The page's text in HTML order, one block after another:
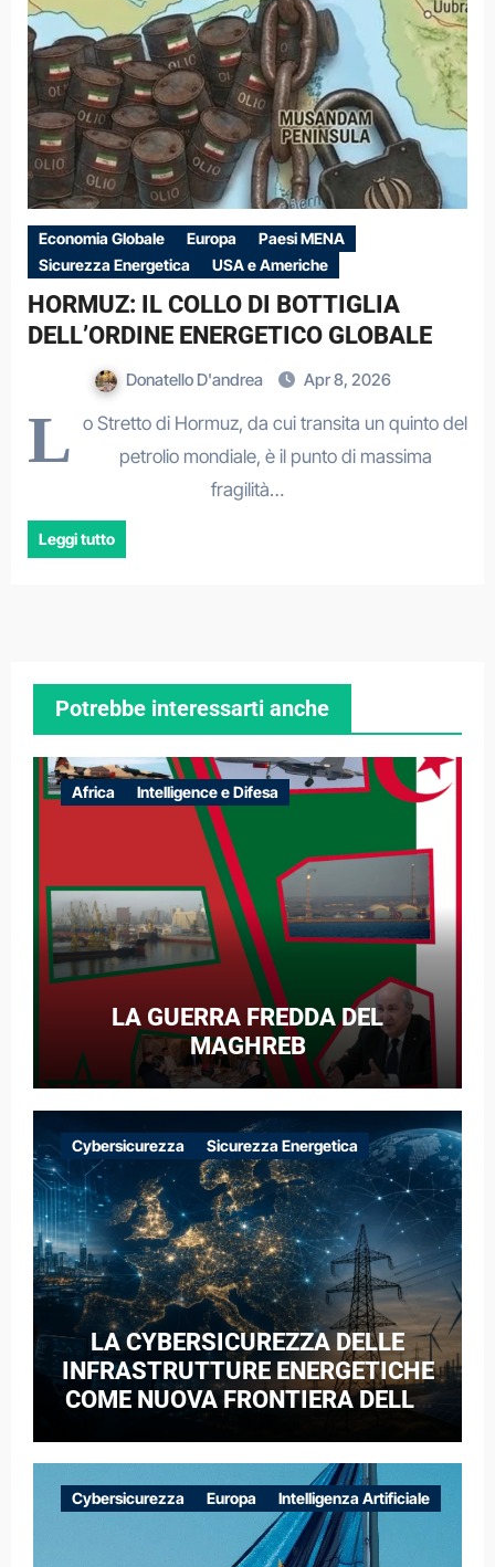
Economia Globale Europa
Paesi MENA
Sicurezza Energetica
USA e Americhe
HORMUZ: IL COLLO DI BOTTIGLIA
DELL’ORDINE ENERGETICO GLOBALE
Donatello D'andrea Apr 8, 2026
L o Stretto di Hormuz, da cui transita un quinto del
petrolio mondiale, è il punto di massima
fragilità…
Leggi tutto
Potrebbe interessarti anche
Africa Intelligence e Difesa
LA GUERRA FREDDA DEL
MAGHREB
Cybersicurezza Sicurezza Energetica
LA CYBERSICUREZZA DELLE
INFRASTRUTTURE ENERGETICHE
COME NUOVA FRONTIERA DELLA
CASO DELLE RETI ELETTRICHE
EUROPEE NEL CONTESTO DELLA
GUERRA IBRIDA
Cybersicurezza Europa Intelligenza Artificiale